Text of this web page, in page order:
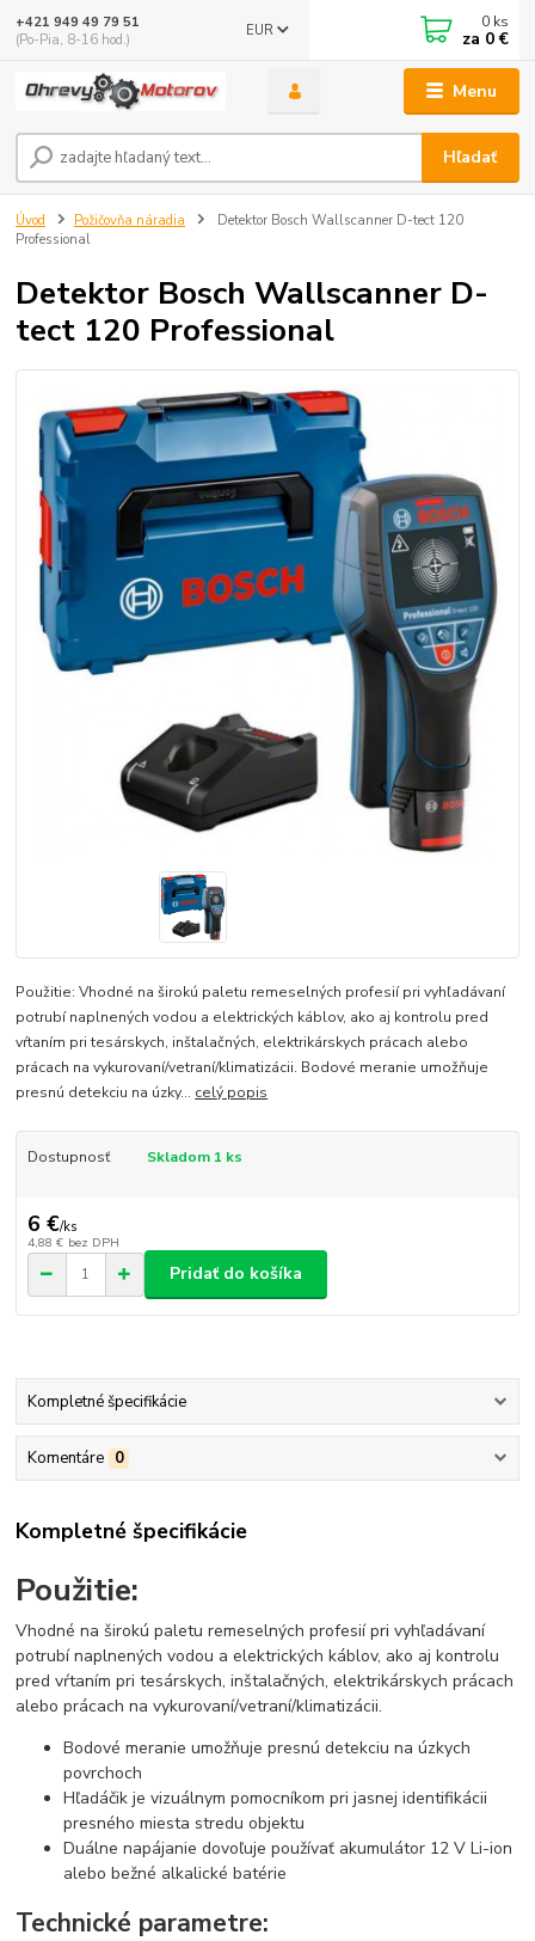
Menu
EUR
Hľadať
+421 949 49 79 51
(Po-Pia, 8-16 hod.)
0 ks
za 0 €
Úvod Požičovňa náradia
Detektor Bosch Wallscanner D-tect 120
Professional
Detektor Bosch Wallscanner D-
tect 120 Professional
Použitie: Vhodné na širokú paletu remeselných profesií pri vyhľadávaní
potrubí naplnených vodou a elektrických káblov, ako aj kontrolu pred
vŕtaním pri tesárskych, inštalačných, elektrikárskych prácach alebo
prácach na vykurovaní/vetraní/klimatizácii. Bodové meranie umožňuje
presnú detekciu na úzky... celý popis
Dostupnosť Skladom 1 ks
6 €/ks
4,88 € bez DPH
Pridať do košíka
Kompletné špecifikácie
Komentáre 0
Kompletné špecifikácie
Použitie:
Vhodné na širokú paletu remeselných profesií pri vyhľadávaní
potrubí naplnených vodou a elektrických káblov, ako aj kontrolu
pred vŕtaním pri tesárskych, inštalačných, elektrikárskych prácach
alebo prácach na vykurovaní/vetraní/klimatizácii.
Bodové meranie umožňuje presnú detekciu na úzkych
povrchoch
Hľadáčik je vizuálnym pomocníkom pri jasnej identifikácii
presného miesta stredu objektu
Duálne napájanie dovoľuje používať akumulátor 12 V Li-ion
alebo bežné alkalické batérie
Technické parametre: